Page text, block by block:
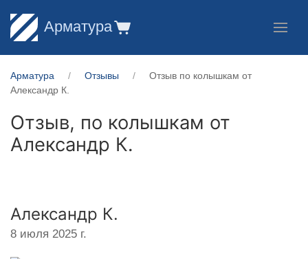
Арматура
Арматура Отзывы
Отзыв по колышкам от
Александр К.
Отзыв, по колышкам от
Александр К.
Александр К.
8 июля 2025 г.